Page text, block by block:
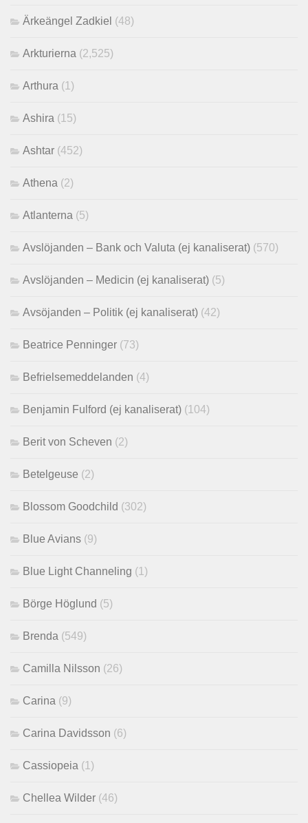
Ärkeängel Zadkiel (48)
Arkturierna (2,525)
Arthura (1)
Ashira (15)
Ashtar (452)
Athena (2)
Atlanterna (5)
Avslöjanden – Bank och Valuta (ej kanaliserat) (570)
Avslöjanden – Medicin (ej kanaliserat) (5)
Avsöjanden – Politik (ej kanaliserat) (42)
Beatrice Penninger (73)
Befrielsemeddelanden (4)
Benjamin Fulford (ej kanaliserat) (104)
Berit von Scheven (2)
Betelgeuse (2)
Blossom Goodchild (302)
Blue Avians (9)
Blue Light Channeling (1)
Börge Höglund (5)
Brenda (549)
Camilla Nilsson (26)
Carina (9)
Carina Davidsson (6)
Cassiopeia (1)
Chellea Wilder (46)